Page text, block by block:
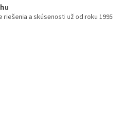
riešenia a skúsenosti už od roku 1995